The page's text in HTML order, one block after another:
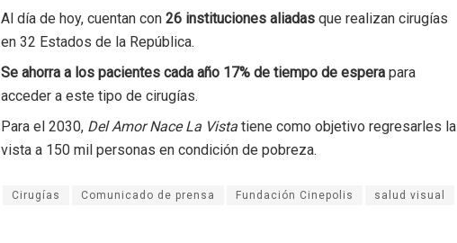
Al día de hoy, cuentan con26 instituciones aliadasque realizan cirugías
en 32 Estados de la República.
Se ahorra a los pacientes cada año 17% de tiempo de esperapara
acceder a este tipo de cirugías.
Para el 2030, Del Amor Nace La Vista tiene como objetivo regresarles la
vista a 150 mil personas en condición de pobreza.
Cirugías Comunicado de prensa Fundación Cinepolis salud visual